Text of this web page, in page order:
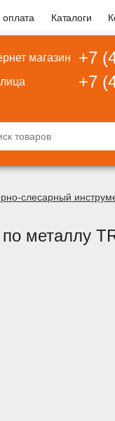
оплата Каталоги
магазин +7
+7
слесарный
металлу